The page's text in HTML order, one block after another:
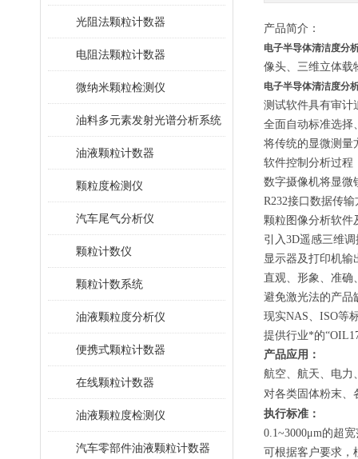
光阻法颗粒计数器
电阻法颗粒计数器
微纳米颗粒检测仪
油料多元素发射光谱分析系统
油液颗粒计数器
颗粒度检测仪
汽车尾气分析仪
颗粒计数仪
颗粒计数系统
油液颗粒度分析仪
便携式颗粒计数器
在线颗粒计数器
油液颗粒度检测仪
汽车零部件油液颗粒计数器
产品简介：
电子半导体清洁度分
像头、三维立体载
电子半导体清洁度分
测试软件具有审计
全面自动标准选择
将传统的显微测量
软件控制分析过程
数字摄像机将显微
R232接口数据传
颗粒图像分析软件
引入3D遥感三维
显示器及打印机输
直观、形象、准确
避免激光法的产品
现实NAS、ISO等
提供行业*的
产品应用：
航空、 航天、电力
对各类固体粉末、
执行标准：
0.1~3000μm的超
可根据客户要求，